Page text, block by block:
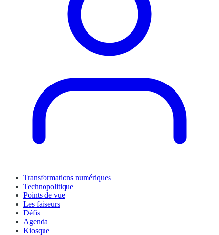
Transformations numériques
Technopolitique
Points de vue
Les faiseurs
Défis
Agenda
Kiosque